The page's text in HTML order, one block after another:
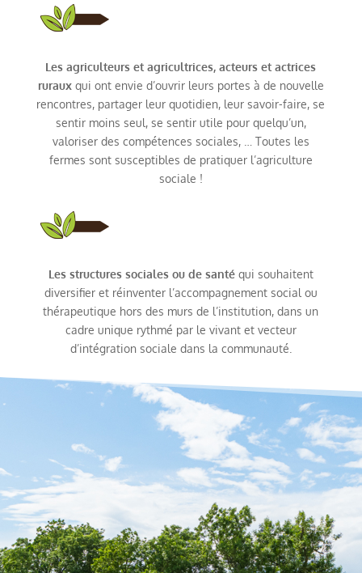
Les agriculteurs et agricultrices, acteurs et actrices
ruraux qui ont envie d’ouvrir leurs portes à de nouvelle
rencontres, partager leur quotidien, leur savoir-faire, se
sentir moins seul, se sentir utile pour quelqu’un,
valoriser des compétences sociales, … Toutes les
fermes sont susceptibles de pratiquer l’agriculture
sociale !
Les structures sociales ou de santé qui souhaitent
diversifier et réinventer l’accompagnement social ou
thérapeutique hors des murs de l’institution, dans un
cadre unique rythmé par le vivant et vecteur
d’intégration sociale dans la communauté.